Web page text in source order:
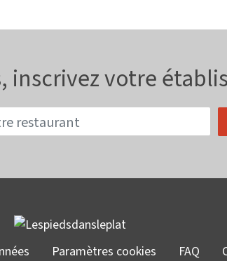
inscrivez votre
Paramètres cookies FAQ